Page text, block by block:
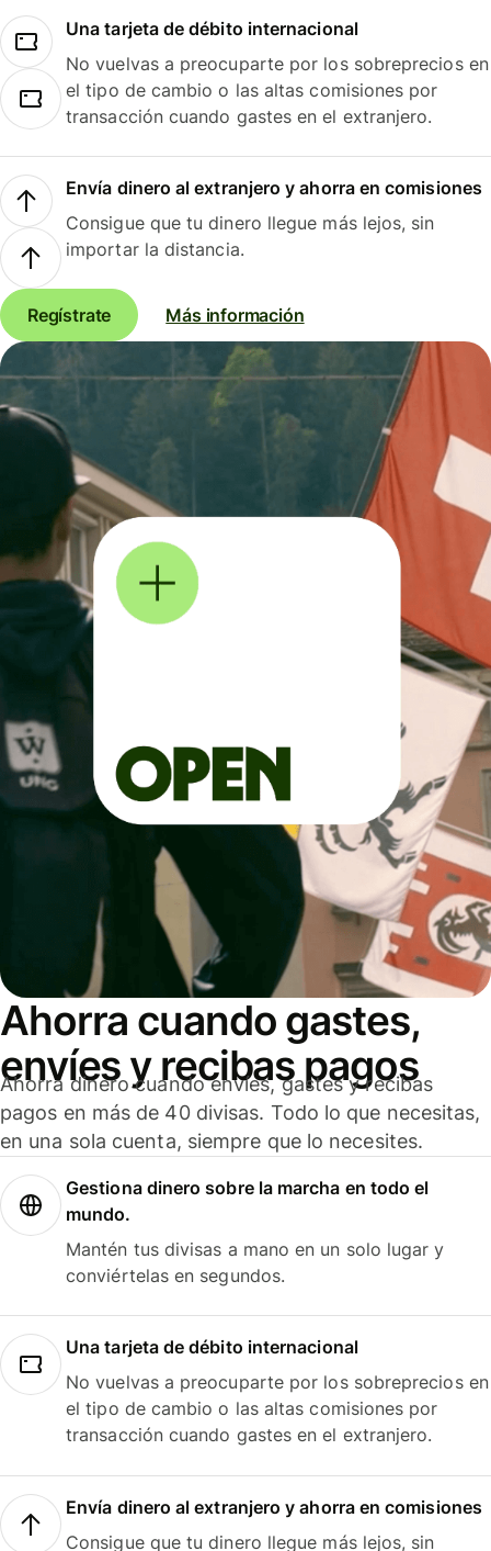
Una tarjeta de débito internacional
No vuelvas a preocuparte por los sobreprecios en
el tipo de cambio o las altas comisiones por
transacción cuando gastes en el extranjero.
Envía dinero al extranjero y ahorra en comisiones
Consigue que tu dinero llegue más lejos, sin
importar la distancia.
Regístrate Más información
Ahorra cuando gastes,
envíes y recibas pagos
Ahorra dinero cuando envíes, gastes y recibas
pagos en más de 40 divisas. Todo lo que necesitas,
en una sola cuenta, siempre que lo necesites.
Gestiona dinero sobre la marcha en todo el
mundo.
Mantén tus divisas a mano en un solo lugar y
conviértelas en segundos.
Una tarjeta de débito internacional
No vuelvas a preocuparte por los sobreprecios en
el tipo de cambio o las altas comisiones por
transacción cuando gastes en el extranjero.
Envía dinero al extranjero y ahorra en comisiones
Consigue que tu dinero llegue más lejos, sin